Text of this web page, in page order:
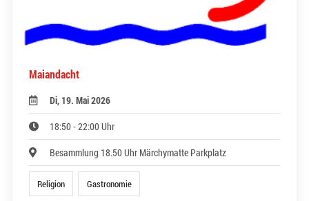
Maiandacht
Di, 19. Mai 2026
18:50 - 22:00 Uhr
Besammlung 18.50 Uhr Märchymatte Parkplatz
Religion Gastronomie